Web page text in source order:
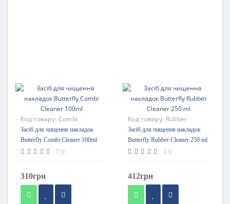
Код товару: Combi
Cleaner 100ml
Засіб для чищення накладок
Butterfly Combi Cleaner 100ml
0
310грн
Код товару: Rubber
Cleaner 250 ml
Засіб для чищення накладок
Butterfly Rubber Cleaner 250 ml
0
412грн